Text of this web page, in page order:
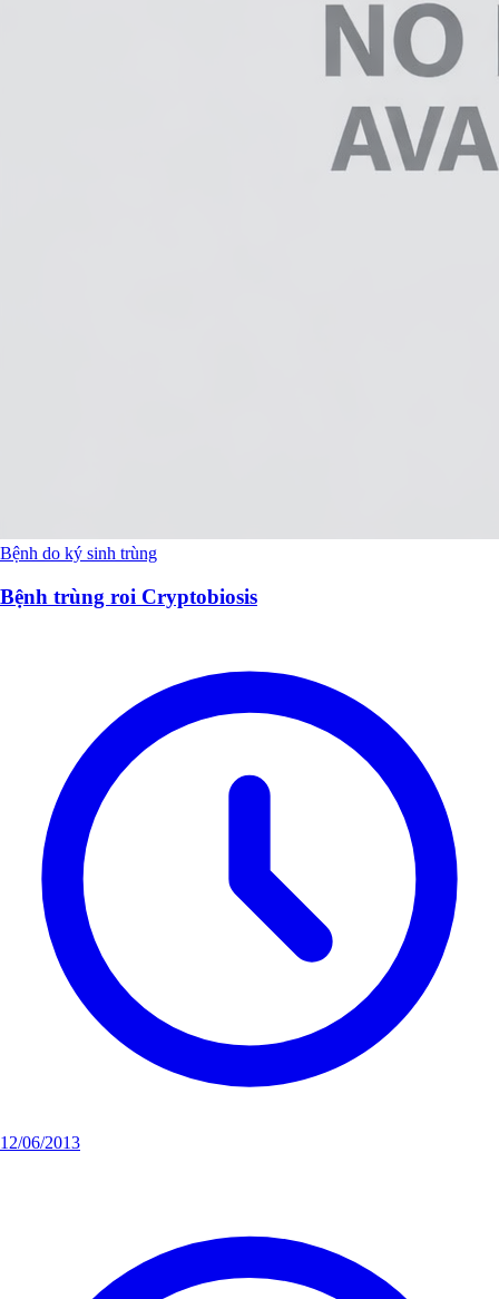
Bệnh do ký sinh trùng
Bệnh trùng roi Cryptobiosis
12/06/2013